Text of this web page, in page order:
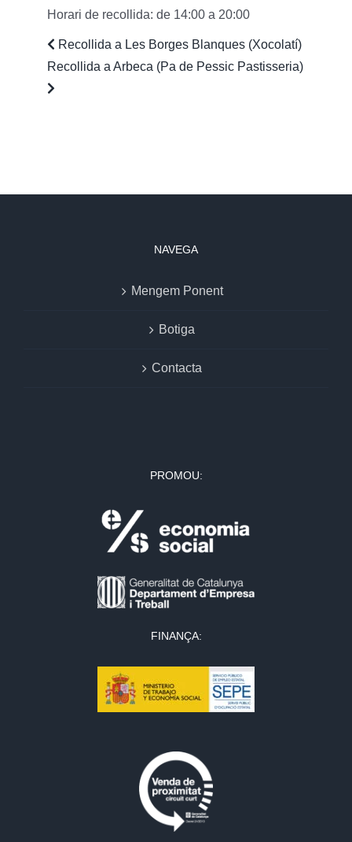
Horari de recollida: de 14:00 a 20:00
Navegació
d'entrades
Previous
post:
Recollida a Les Borges Blanques (Xocolatí)
Recollida a Arbeca (Pa de Pessic Pastisseria)
Next
NAVEGA
Mengem Ponent
Botiga
Contacta
PROMOU:
FINANÇA: